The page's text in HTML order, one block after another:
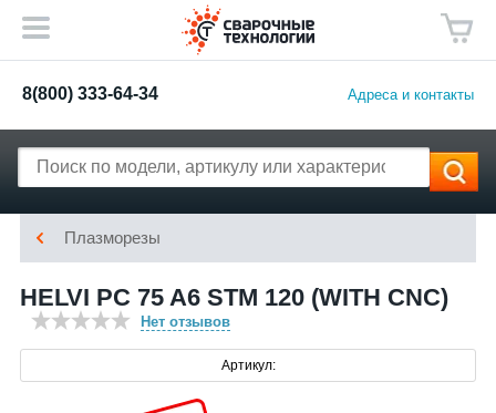
8(800) 333-64-34 Адреса и контакты
Плазморезы
HELVI PC 75 A6 STM 120 (WITH CNC)
Нет отзывов
Артикул: